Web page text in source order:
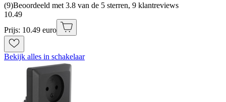
(9)Beoordeeld met 3.8 van de 5 sterren, 9 klantreviews
10.49
Prijs: 10.49 euro
Bekijk alles in schakelaar